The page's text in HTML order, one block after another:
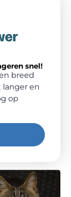
snel!
breed
langer en
op